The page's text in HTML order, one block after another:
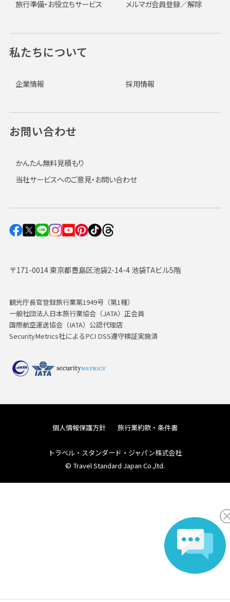
〒171-0014 東京都豊島区池袋2-14-4 池袋TAビル5階
観光庁長官登録旅行業第1949号（第1種）
一般社団法人日本旅行業協会（JATA）正会員
国際航空運送協会（IATA）公認代理店
SecurityMetrics社によるPCI DSS遵守検証実施済
旅行準備・お役立ちサービス
メルマガ会員登録／解除
私たちについて
企業情報 採用情報
お問い合わせ
かんたん無料見積もり
当社サービスへのご意見・お問い合わせ
個人情報保護方針 旅行業約款・条件書
トラベル・スタンダード・ジャパン株式会社
© Travel Standard Japan Co.,ltd.